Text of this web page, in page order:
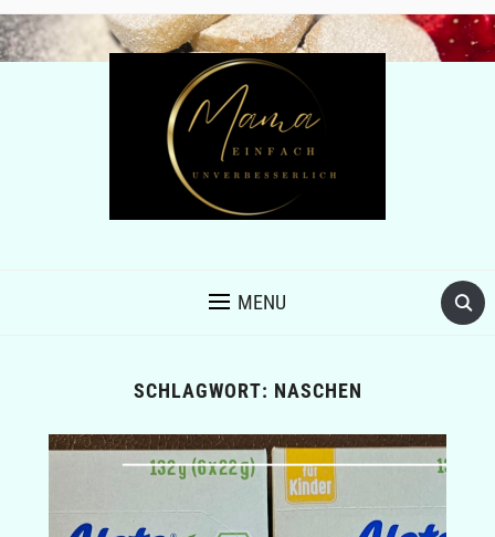
MENU
SCHLAGWORT: NASCHEN